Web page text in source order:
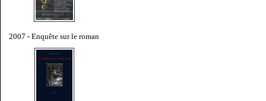
2007 - Enquête sur le roman